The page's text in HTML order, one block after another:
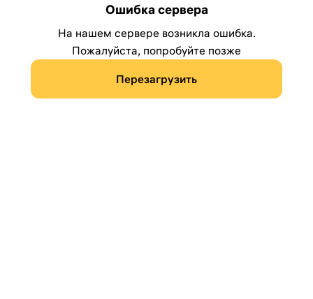
Ошибка сервера
На нашем сервере возникла ошибка.
Пожалуйста, попробуйте позже
Перезагрузить